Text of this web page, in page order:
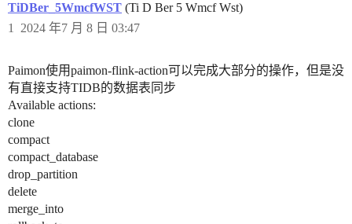
TiDBer_5WmcfWST (Ti D Ber 5 Wmcf Wst)
2024 年7 月 8 日 03:47
1
Paimon使用paimon-flink-action可以完成大部分的操作，但是没
有直接支持TIDB的数据表同步
Available actions:
clone
compact
compact_database
drop_partition
delete
merge_into